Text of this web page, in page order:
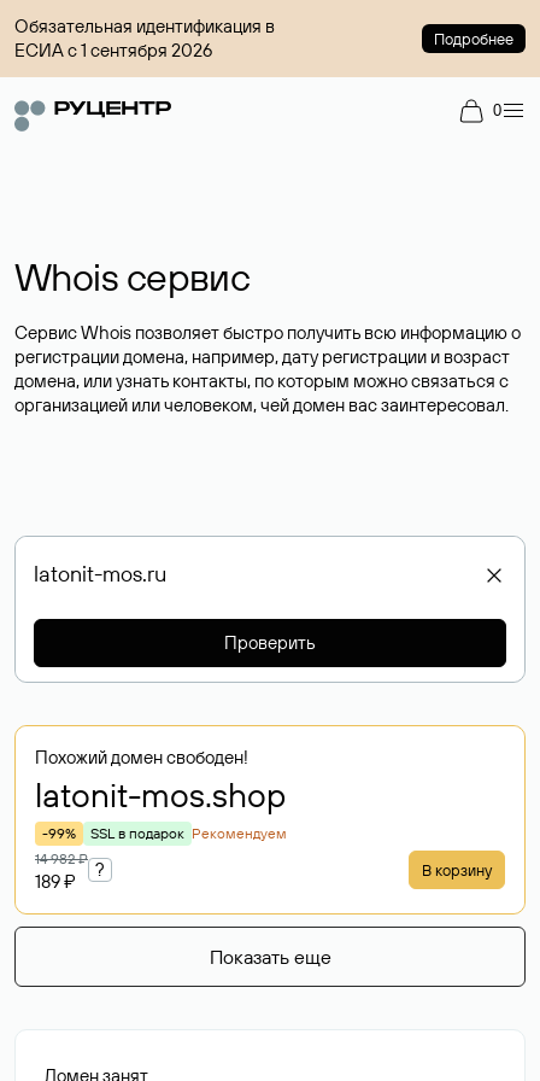
Обязательная идентификация в
ЕСИА с 1 сентября 2026
Подробнее
0
Whois сервис
Сервис Whois позволяет быстро получить всю информацию о
регистрации домена, например, дату регистрации и возраст
домена, или узнать контакты, по которым можно связаться с
организацией или человеком, чей домен вас заинтересовал.
Проверить
Похожий домен свободен!
latonit-mos.shop
-99% SSL в подарок Рекомендуем
14 982 ₽
189 ₽
? В корзину
Показать еще
Домен занят